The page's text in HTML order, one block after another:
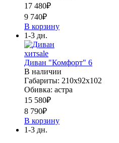
17 480₽
9 740₽
В корзину
1-3 дн.
хитsale
Диван "Комфорт" 6
В наличии
Габариты: 210х92х102
Обивка: астра
15 580₽
8 790₽
В корзину
1-3 дн.